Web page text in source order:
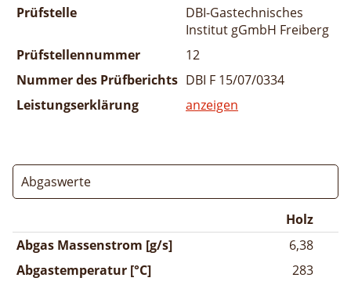
Prüfstelle
DBI-Gastechnisches
Institut gGmbH Freiberg
Prüfstellennummer
12
Nummer des Prüfberichts DBI F 15/07/0334
Leistungserklärung
anzeigen
Abgaswerte
Holz
Abgas Massenstrom [g/s]
6,38
Abgastemperatur [°C]
283